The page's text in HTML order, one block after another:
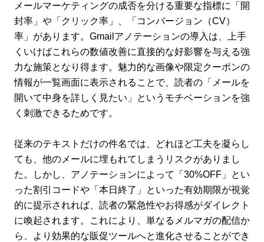
メールマーケティングの成否を分ける重要な指標に「開
封率」や「クリック率」、「コンバージョン（CV）
率」があります。Gmailアノテーションの導入は、上手
くいけばこれらの数値改善に直接的な好影響を与える強
力な施策となり得ます。魅力的な画像や限定クーポンの
情報が一覧画面に表示されることで、読者の「メールを
開いて中身を詳しく見たい」というモチベーションを強
く刺激できるためです。
従来のテキストだけの件名では、どれほど工夫を凝らし
ても、他のメールに埋もれてしまうリスクがありまし
た。しかし、アノテーションによって「30%OFF」とい
った割引コードや「本日終了」といった有効期限が視覚
的に提示されれば、読者の緊急性やお得感がダイレクト
に喚起されます。これにより、単なるメルマガの配信か
ら、より効果的な販促ツールへと進化させることができ